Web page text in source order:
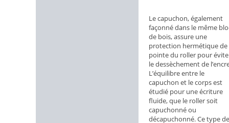
Le capuchon, également
façonné dans le même
de bois, assure une
protection hermétique de
pointe du roller pour
le dessèchement de
L’équilibre entre le
capuchon et le corps est
étudié pour une écriture
fluide, que le roller soit
capuchonné ou
décapuchonné. Ce type de